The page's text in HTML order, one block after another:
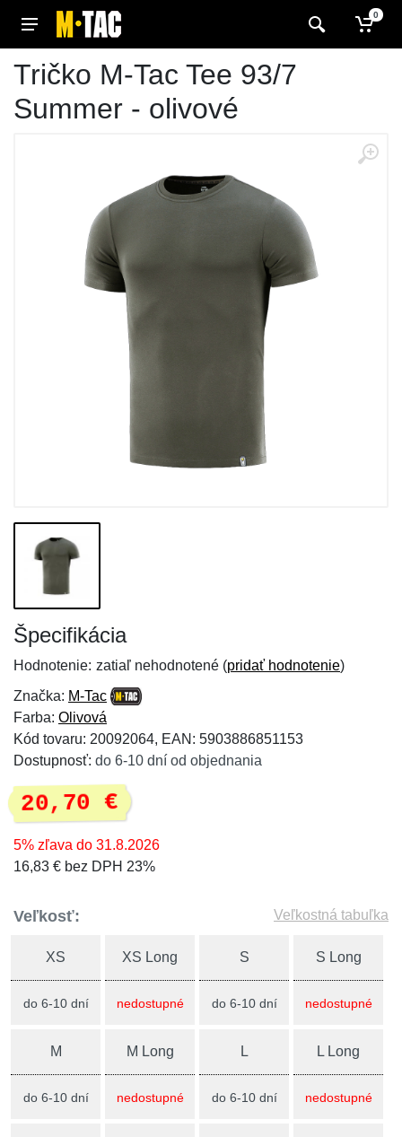
0
Tričko M-Tac Tee 93/7
Summer - olivové
Špecifikácia
Hodnotenie: zatiaľ nehodnotené (pridať hodnotenie)
Značka: M-Tac
Farba: Olivová
Kód tovaru: 20092064, EAN: 5903886851153
Dostupnosť: do 6-10 dní od objednania
20,70 €
5% zľava do 31.8.2026
16,83 € bez DPH 23%
Veľkosť: Veľkostná tabuľka
XS
do 6-10 dní
XS Long
nedostupné
S
do 6-10 dní
S Long
nedostupné
M
do 6-10 dní
M Long
nedostupné
L
do 6-10 dní
L Long
nedostupné